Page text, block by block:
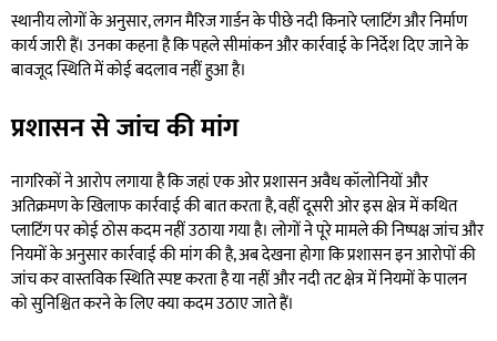
स्थानीय लोगों के अनुसार, लगन मैरिज गार्डन के पीछे नदी किनारे प्लाटिंग और निर्माण
कार्य जारी हैं। उनका कहना है कि पहले सीमांकन और कार्रवाई के निर्देश दिए जाने के
बावजूद स्थिति में कोई बदलाव नहीं हुआ है।
प्रशासन से जांच की मांग
नागरिकों ने आरोप लगाया है कि जहां एक ओर प्रशासन अवैध कॉलोनियों और
अतिक्रमण के खिलाफ कार्रवाई की बात करता है, वहीं दूसरी ओर इस क्षेत्र में कथित
प्लाटिंग पर कोई ठोस कदम नहीं उठाया गया है। लोगों ने पूरे मामले की निष्पक्ष जांच और
नियमों के अनुसार कार्रवाई की मांग की है, अब देखना होगा कि प्रशासन इन आरोपों की
जांच कर वास्तविक स्थिति स्पष्ट करता है या नहीं और नदी तट क्षेत्र में नियमों के पालन
को सुनिश्चित करने के लिए क्या कदम उठाए जाते हैं।